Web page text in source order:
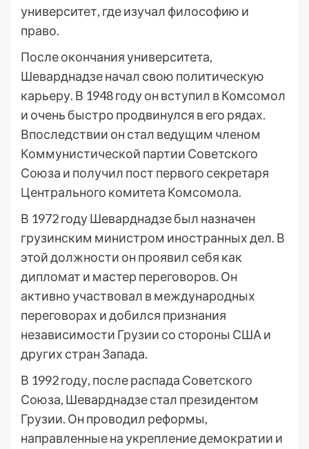
университет, где изучал философию и
право.
После окончания университета,
Шеварднадзе начал свою политическую
карьеру. В 1948 году он вступил в Комсомол
и очень быстро продвинулся в его рядах.
Впоследствии он стал ведущим членом
Коммунистической партии Советского
Союза и получил пост первого секретаря
Центрального комитета Комсомола.
В 1972 году Шеварднадзе был назначен
грузинским министром иностранных дел. В
этой должности он проявил себя как
дипломат и мастер переговоров. Он
активно участвовал в международных
переговорах и добился признания
независимости Грузии со стороны США и
других стран Запада.
В 1992 году, после распада Советского
Союза, Шеварднадзе стал президентом
Грузии. Он проводил реформы,
направленные на укрепление демократии и